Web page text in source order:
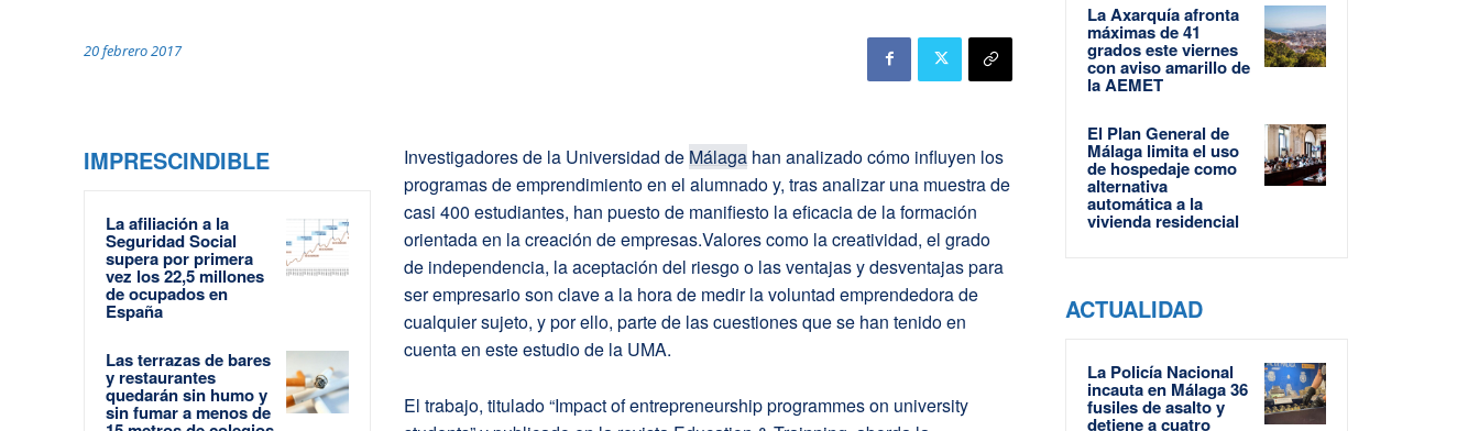
20 febrero 2017
IMPRESCINDIBLE
La afiliación a la
Seguridad Social
supera por primera
vez los 22,5 millones
de ocupados en
España
Las terrazas de bares
y restaurantes
quedarán sin humo y
sin fumar a menos de
Investigadores de la Universidad de Málaga han analizado cómo influyen los
programas de emprendimiento en el alumnado y, tras analizar una muestra de
casi 400 estudiantes, han puesto de manifiesto la eficacia de la formación
orientada en la creación de empresas.Valores como la creatividad, el grado
de independencia, la aceptación del riesgo o las ventajas y desventajas para
ser empresario son clave a la hora de medir la voluntad emprendedora de
cualquier sujeto, y por ello, parte de las cuestiones que se han tenido en
cuenta en este estudio de la UMA.
El trabajo, titulado “Impact of entrepreneurship programmes on university
La Axarquía afronta
máximas de 41
grados este viernes
con aviso amarillo de
la AEMET
El Plan General de
Málaga limita el uso
de hospedaje como
alternativa
automática a la
vivienda residencial
ACTUALIDAD
La Policía Nacional
incauta en Málaga 36
fusiles de asalto y
detiene a cuatro